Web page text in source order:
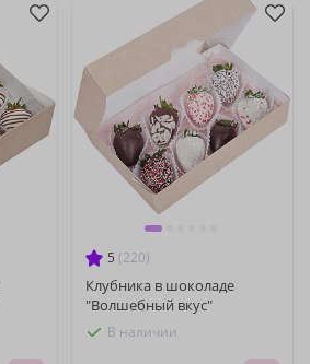
5 (220)
Клубника в шоколаде
"Волшебный вкус"
В наличии